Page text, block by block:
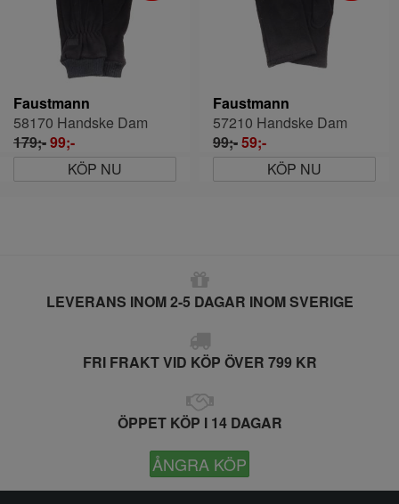
Faustmann
58170 Handske Dam
179;-99;-
KÖP NU
Faustmann
57210 Handske Dam
99;-59;-
KÖP NU
LEVERANS INOM 2-5 DAGAR INOM SVERIGE
FRI FRAKT VID KÖP ÖVER 799 KR
ÖPPET KÖP I 14 DAGAR
ÅNGRA KÖP